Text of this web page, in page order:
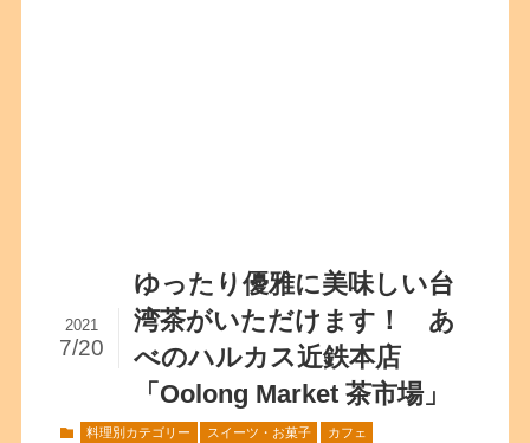
ゆったり優雅に美味しい台
湾茶がいただけます！ あ
べのハルカス近鉄本店
「Oolong Market 茶市場」
2021
7/20
料理別カテゴリー スイーツ・お菓子 カフェ